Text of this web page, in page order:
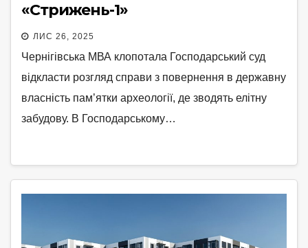
«Стрижень-1»
ЛИС 26, 2025
Чернігівська МВА клопотала Господарський суд
відкласти розгляд справи з повернення в державну
власність пам’ятки археології, де зводять елітну
забудову. В Господарському…